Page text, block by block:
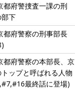
都府警捜査一課の刑
下
都府警察の刑事部長
都府警察の本部長、京
ップと呼ばれる人物
最終話に登場)